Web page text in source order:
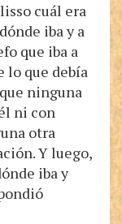
cuál era
iba y a
que iba a
lo que debía
ninguna
ni con
otra
Y luego,
iba y